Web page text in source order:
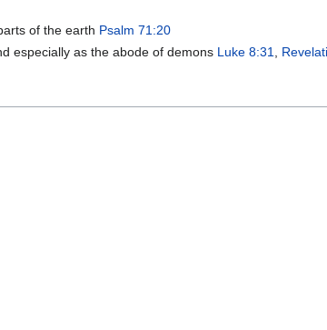
of the earth Psalm 71:20
especially as the abode of demons Luke 8:31